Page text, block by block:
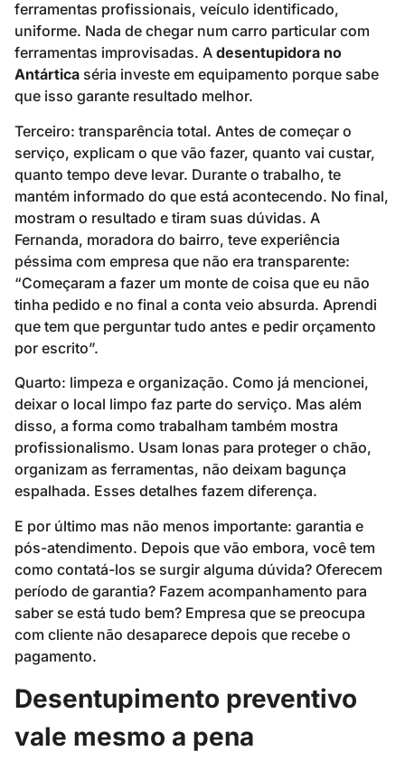
ferramentas profissionais, veículo identificado,
uniforme. Nada de chegar num carro particular com
ferramentas improvisadas. A desentupidora no
Antártica séria investe em equipamento porque sabe
que isso garante resultado melhor.
Terceiro: transparência total. Antes de começar o
serviço, explicam o que vão fazer, quanto vai custar,
quanto tempo deve levar. Durante o trabalho, te
mantém informado do que está acontecendo. No final,
mostram o resultado e tiram suas dúvidas. A
Fernanda, moradora do bairro, teve experiência
péssima com empresa que não era transparente:
“Começaram a fazer um monte de coisa que eu não
tinha pedido e no final a conta veio absurda. Aprendi
que tem que perguntar tudo antes e pedir orçamento
por escrito”.
Quarto: limpeza e organização. Como já mencionei,
deixar o local limpo faz parte do serviço. Mas além
disso, a forma como trabalham também mostra
profissionalismo. Usam lonas para proteger o chão,
organizam as ferramentas, não deixam bagunça
espalhada. Esses detalhes fazem diferença.
E por último mas não menos importante: garantia e
pós-atendimento. Depois que vão embora, você tem
como contatá-los se surgir alguma dúvida? Oferecem
período de garantia? Fazem acompanhamento para
saber se está tudo bem? Empresa que se preocupa
com cliente não desaparece depois que recebe o
pagamento.
Desentupimento preventivo
vale mesmo a pena